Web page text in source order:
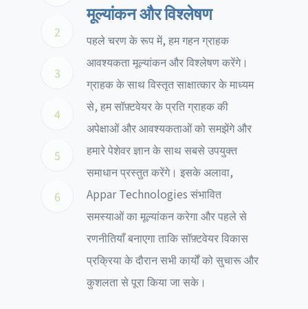
2
3
4
5
6
मूल्यांकन और विश्लेषण
पहले चरण के रूप में, हम गहन ग्राहक
आवश्यकता मूल्यांकन और विश्लेषण करेंगे।
ग्राहक के साथ विस्तृत साक्षात्कार के माध्यम
से, हम सॉफ़्टवेयर के प्रति ग्राहक की
अपेक्षाओं और आवश्यकताओं को समझेंगे और
हमारे पेशेवर ज्ञान के साथ सबसे उपयुक्त
समाधान प्रस्तुत करेंगे। इसके अलावा,
Appar Technologies संभावित
समस्याओं का मूल्यांकन करेगा और पहले से
रणनीतियाँ बनाएगा ताकि सॉफ़्टवेयर विकास
प्रक्रिया के दौरान सभी कार्यों को सुचारू और
कुशलता से पूरा किया जा सके।